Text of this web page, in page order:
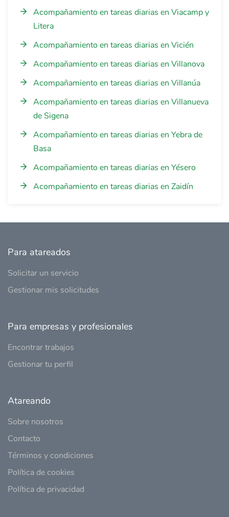
Acompañamiento en tareas diarias en Viacamp y
Litera
Acompañamiento en tareas diarias en Vicién
Acompañamiento en tareas diarias en Villanova
Acompañamiento en tareas diarias en Villanúa
Acompañamiento en tareas diarias en Villanueva
de Sigena
Acompañamiento en tareas diarias en Yebra de
Basa
Acompañamiento en tareas diarias en Yésero
Acompañamiento en tareas diarias en Zaidín
Para atareados
Solicitar un servicio
Gestionar mis solicitudes
Para empresas y profesionales
Encontrar trabajos
Gestionar tu perfil
Atareando
Sobre nosotros
Contacto
Términos y condiciones
Política de cookies
Política de privacidad